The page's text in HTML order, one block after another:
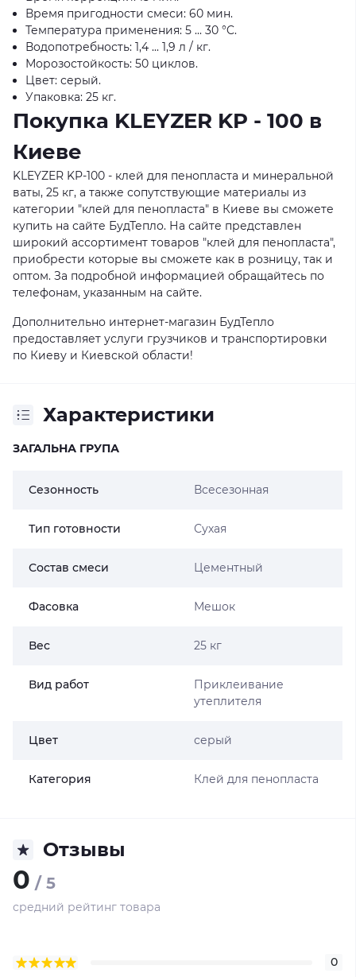
Время пригодности смеси: 60 мин.
Температура применения: 5 ... 30 °C.
Водопотребность: 1,4 ... 1,9 л / кг.
Морозостойкость: 50 циклов.
Цвет: серый.
Упаковка: 25 кг.
Покупка KLEYZER KP - 100 в
Киеве
KLEYZER KP-100 - клей для пенопласта и минеральной
ваты, 25 кг, а также сопутствующие материалы из
категории "клей для пенопласта" в Киеве вы сможете
купить на сайте БудТепло. На сайте представлен
широкий ассортимент товаров "клей для пенопласта",
приобрести которые вы сможете как в розницу, так и
оптом. За подробной информацией обращайтесь по
телефонам, указанным на сайте.
Дополнительно интернет-магазин БудТепло
предоставляет услуги грузчиков и транспортировки
по Киеву и Киевской области!
Характеристики
ЗАГАЛЬНА ГРУПА
Сезонность Всесезонная
Тип готовности Сухая
Состав смеси Цементный
Фасовка Мешок
Вес 25 кг
Вид работ
Приклеивание
утеплителя
Цвет серый
Категория Клей для пенопласта
Отзывы
0 / 5
средний рейтинг товара
0